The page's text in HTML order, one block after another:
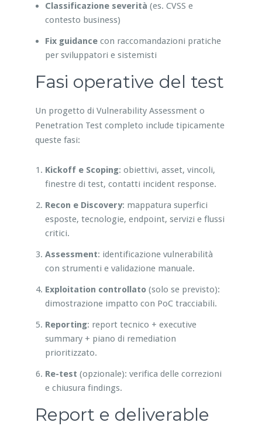
Classificazione severità (es. CVSS e
contesto business)
Fix guidancecon raccomandazioni pratiche
per sviluppatori e sistemisti
Fasi operative del test
Un progetto di Vulnerability Assessment o
Penetration Test completo include tipicamente
queste fasi:
Kickoff e Scoping: obiettivi, asset, vincoli,
finestre di test, contatti incident response.
Recon e Discovery: mappatura superfici
esposte, tecnologie, endpoint, servizi e flussi
critici.
Assessment: identificazione vulnerabilità
con strumenti e validazione manuale.
Exploitation controllato(solo se previsto):
dimostrazione impatto con PoC tracciabili.
Reporting: report tecnico + executive
summary + piano di remediation
prioritizzato.
Re-test (opzionale): verifica delle correzioni
e chiusura findings.
Report e deliverable